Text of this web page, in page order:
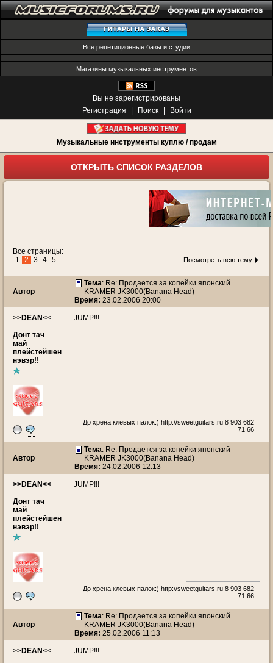
Все репетиционные базы и студии
Магазины музыкальных инструментов
Вы не зарегистрированы
Регистрация
Поиск Войти
Музыкальные инструменты куплю / продам
ОТКРЫТЬ СПИСОК РАЗДЕЛОВ
Все страницы:
1
2 3 4 5 Посмотреть всю тему
Автор
Тема: Re: Продается за копейки японский
KRAMER JK3000(Banana Head)
Время: 23.02.2006 20:00
>>DEAN<<
Донт тач
май
плейстейшен
нэвэр!!
JUMP!!!
До хрена клевых палок:) http://sweetguitars.ru 8 903 682
71 66
Автор
Тема: Re: Продается за копейки японский
KRAMER JK3000(Banana Head)
Время: 24.02.2006 12:13
>>DEAN<<
Донт тач
май
плейстейшен
нэвэр!!
JUMP!!!
До хрена клевых палок:) http://sweetguitars.ru 8 903 682
71 66
Автор
Тема: Re: Продается за копейки японский
KRAMER JK3000(Banana Head)
Время: 25.02.2006 11:13
>>DEAN<<
JUMP!!!